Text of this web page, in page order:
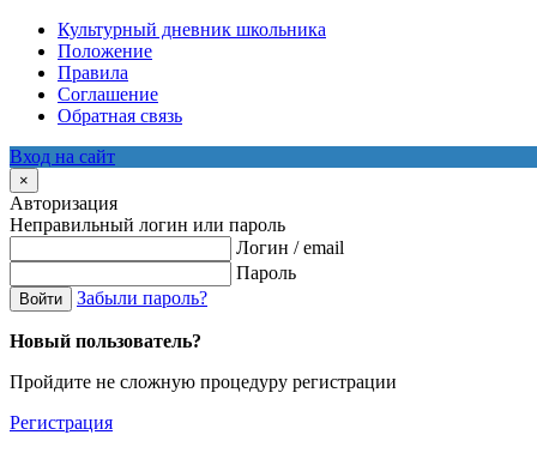
Культурный дневник школьника
Положение
Правила
Соглашение
Обратная связь
Вход на сайт
×
Авторизация
Неправильный логин или пароль
Логин / email
Пароль
Войти Забыли пароль?
Новый пользователь?
Пройдите не сложную процедуру регистрации
Регистрация